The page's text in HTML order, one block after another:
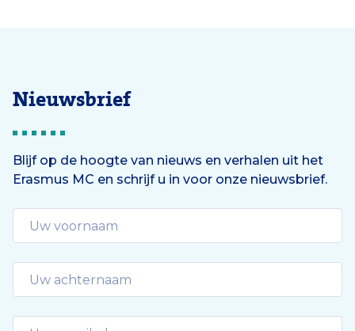
Nieuwsbrief
Blijf op de hoogte van nieuws en verhalen uit het
Erasmus MC en schrijf u in voor onze nieuwsbrief.